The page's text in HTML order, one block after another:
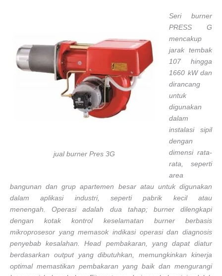
jual burner Pres 3G
Seri burner
PRESS G
mencakup
jarak tembak
107 hingga
1660 kW dan
dirancang
untuk
digunakan
dalam
instalasi sipil
dengan
dimensi rata-
rata, seperti
area
bangunan dan grup apartemen besar atau untuk digunakan
dalam aplikasi industri, seperti pabrik kecil atau
menengah. Operasi adalah dua tahap; burner dilengkapi
dengan kotak kontrol keselamatan burner berbasis
mikroprosesor yang memasok indikasi operasi dan diagnosis
penyebab kesalahan. Head pembakaran, yang dapat diatur
berdasarkan output yang dibutuhkan, memungkinkan kinerja
optimal memastikan pembakaran yang baik dan mengurangi